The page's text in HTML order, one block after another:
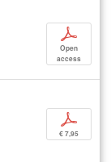
p
Open
access
p
€ 7,95